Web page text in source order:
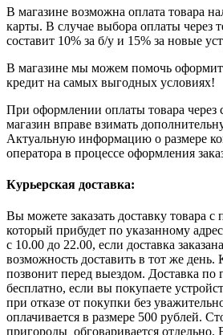
В магазине возможна оплата товара
карты. В случае выбора оплаты через
составит 10% за б/у и 15% за новые
В магазине мы можем помочь
кредит на самых выгодных условиях!
При оформлении оплаты товара
магазин вправе взимать
Актуальную информацию о размере
оператора в процессе оформления
Курьерская доставка:
Вы можете заказать доставку товара
который прибудет по указанному
с 10.00 до 22.00, если доставка
возможность доставить в тот же день.
позвонит перед выездом. Доставка по
бесплатно, если вы покупаете
при отказе от покупки без
оплачивается в размере 500 рублей.
пригороды обговаривается отдельно.